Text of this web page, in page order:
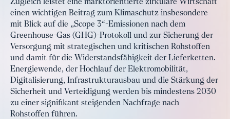
Zugleich leistet eine marktorientierte zirkuläre Wirtschaft
einen wichtigen Beitrag zum Klimaschutz insbesondere
mit Blick auf die „Scope 3“-Emissionen nach dem
Greenhouse-Gas (GHG)-Protokoll und zur Sicherung der
Versorgung mit strategischen und kritischen Rohstoffen
und damit für die Widerstandsfähigkeit der Lieferketten.
Energiewende, der Hochlauf der Elektromobilität,
Digitalisierung, Infrastrukturausbau und die Stärkung der
Sicherheit und Verteidigung werden bis mindestens 2030
zu einer signifikant steigenden Nachfrage nach
Rohstoffen führen.